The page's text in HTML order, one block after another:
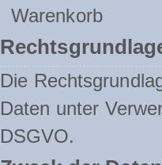
Warenkorb
Die
Daten unter
DSGVO.